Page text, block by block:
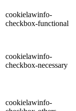
cookielawinfo-
checkbox-functional
cookielawinfo-
checkbox-necessary
cookielawinfo-